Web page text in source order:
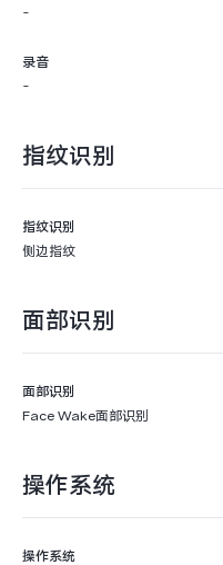
-
录音
-
指纹识别
指纹识别
侧边指纹
面部识别
面部识别
Face Wake面部识别
操作系统
操作系统